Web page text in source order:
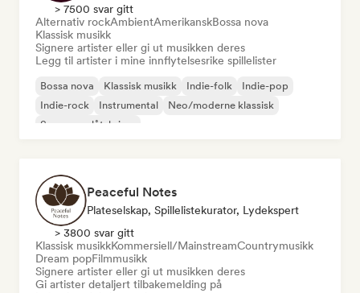
> 7500 svar gitt
Alternativ rockAmbientAmerikanskBossa nova
Klassisk musikk
Signere artister eller gi ut musikken deres
Legg til artister i mine innflytelsesrike spillelister
Bossa nova Klassisk musikk Indie-folk
Indie-pop
Indie-rock
Instrumental
Neo/moderne klassisk
Sanger og låtskriver
Peaceful Notes
Plateselskap, Spillelistekurator, Lydekspert
> 3800 svar gitt
Klassisk musikkKommersiell/MainstreamCountrymusikk
Dream popFilmmusikk
Signere artister eller gi ut musikken deres
Gi artister detaljert tilbakemelding på